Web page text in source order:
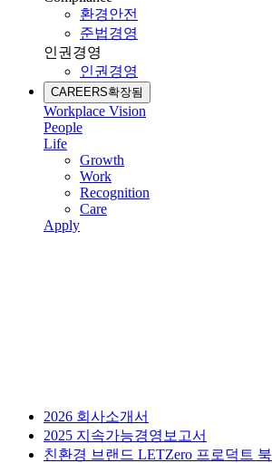
환경안전
준법경영
인권경영
인권경영
CAREERS확장됨
Workplace Vision
People
Life
Growth
Work
Recognition
Care
Apply
2026 회사소개서
2025 지속가능경영보고서
친환경 브랜드 LETZero 프로덕트 북